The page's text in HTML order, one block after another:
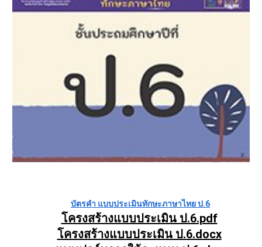
บัตรคำ แบบประเมินทักษะภาษาไทย ป.6
โครงสร้างแบบประเมิน ป.6.pdf
โครงสร้างแบบประเมิน ป.6.docx